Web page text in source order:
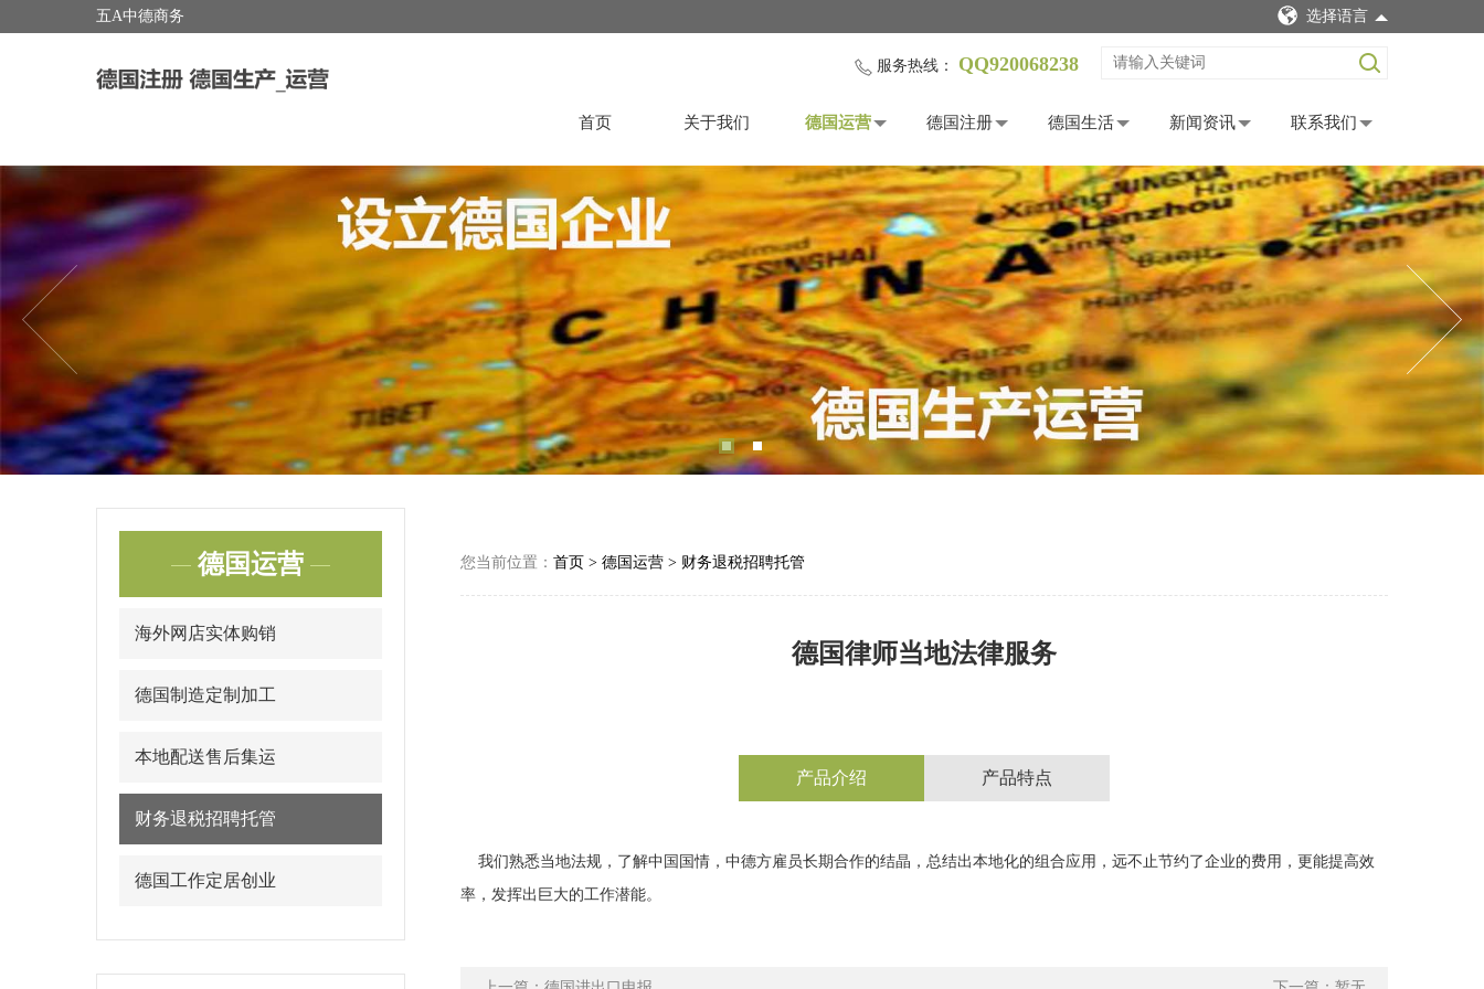
五A中德商务 选择语言
服务热线： QQ920068238
首页 关于我们 德国运营 德国注册 德国生活 新闻资讯 联系我们
德国运营
海外网店实体购销
德国制造定制加工
本地配送售后集运
财务退税招聘托管
德国工作定居创业
您当前位置： 首页 > 德国运营 > 财务退税招聘托管
德国律师当地法律服务
产品介绍 产品特点
我们熟悉当地法规，了解中国国情，中德方雇员长期合作的结晶，总结出本地化的组合应用，远不止节约了企业的费用，更能提高效
率，发挥出巨大的工作潜能。